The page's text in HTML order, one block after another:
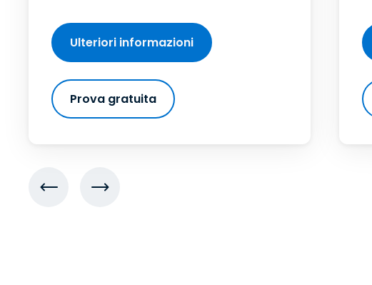
Ulteriori informazioni
Prova gratuita